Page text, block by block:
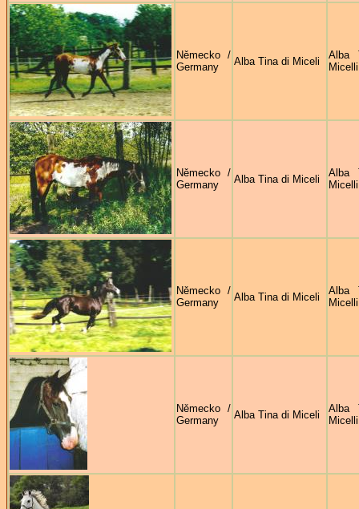
Německo /
Germany
Alba Tina di Miceli
Alba
Micelli
Německo /
Germany
Alba Tina di Miceli
Alba
Micelli
Německo /
Germany
Alba Tina di Miceli
Alba
Micelli
Německo /
Germany
Alba Tina di Miceli
Alba
Micelli